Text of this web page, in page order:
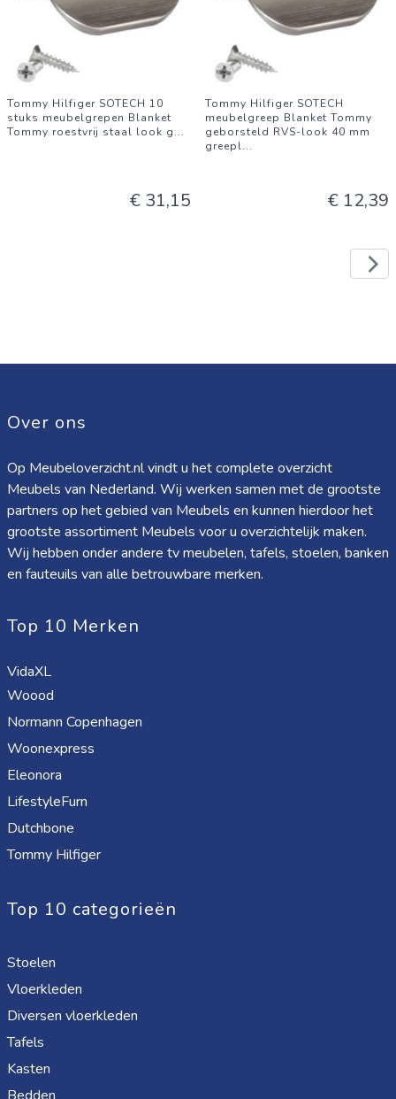
Tommy Hilfiger SOTECH 10
stuks meubelgrepen Blanket
Tommy roestvrij staal look g...
€ 31,15
Tommy Hilfiger SOTECH
meubelgreep Blanket Tommy
geborsteld RVS-look 40 mm
greepl...
€ 12,39
Over ons
Op Meubeloverzicht.nl vindt u het complete overzicht
Meubels van Nederland. Wij werken samen met de grootste
partners op het gebied van Meubels en kunnen hierdoor het
grootste assortiment Meubels voor u overzichtelijk maken.
Wij hebben onder andere tv meubelen, tafels, stoelen, banken
en fauteuils van alle betrouwbare merken.
Top 10 Merken
VidaXL
Woood
Normann Copenhagen
Woonexpress
Eleonora
LifestyleFurn
Dutchbone
Tommy Hilfiger
Top 10 categorieën
Stoelen
Vloerkleden
Diversen vloerkleden
Tafels
Kasten